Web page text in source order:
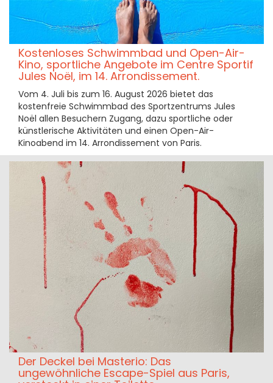
Kostenloses Schwimmbad und Open-Air-
Kino, sportliche Angebote im Centre Sportif
Jules Noël, im 14. Arrondissement.
Vom 4. Juli bis zum 16. August 2026 bietet das
kostenfreie Schwimmbad des Sportzentrums Jules
Noël allen Besuchern Zugang, dazu sportliche oder
künstlerische Aktivitäten und einen Open-Air-
Kinoabend im 14. Arrondissement von Paris.
Der Deckel bei Masterio: Das
ungewöhnliche Escape-Spiel aus Paris,